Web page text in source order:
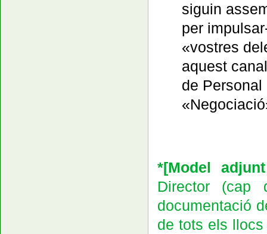
siguin
per
«vostres
aquest
de
*[Model
Director
documentació
de tots els